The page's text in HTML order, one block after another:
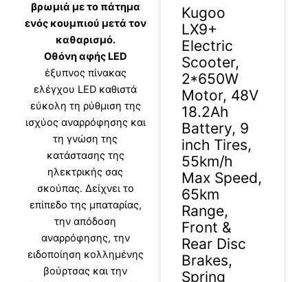
βρωμιά με το πάτημα
ενός κουμπιού μετά τον
καθαρισμό.
Οθόνη αφής LED
έξυπνος πίνακας
ελέγχου LED καθιστά
εύκολη τη ρύθμιση της
ισχύος αναρρόφησης και
τη γνώση της
κατάστασης της
ηλεκτρικής σας
σκούπας. Δείχνει το
επίπεδο της μπαταρίας,
την απόδοση
αναρρόφησης, την
ειδοποίηση κολλημένης
βούρτσας και την
Kugoo
LX9+
Electric
Scooter,
2*650W
Motor, 48V
18.2Ah
Battery, 9
inch Tires,
55km/h
Max Speed,
65km
Range,
Front &
Rear Disc
Brakes,
Spring